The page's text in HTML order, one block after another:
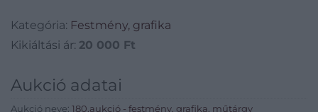
Kategória: Festmény, grafika
Kikiáltási ár: 20 000 Ft
Aukció adatai
Aukció neve: 180.aukció - festmény, grafika, műtárgy